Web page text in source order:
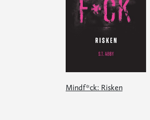
Mindf*ck: Risken